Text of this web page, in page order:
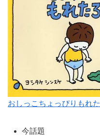
おしっこちょっぴりもれ
今話題